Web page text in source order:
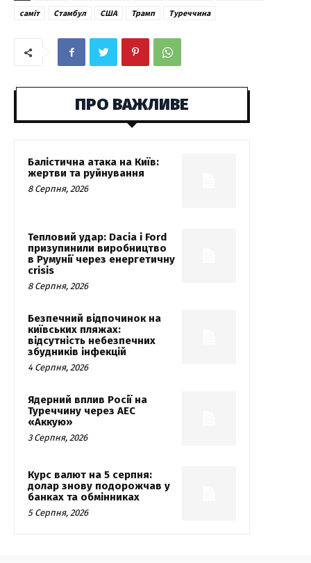
саміт
Стамбул США Трамп Туреччина
ПРО ВАЖЛИВЕ
Балістична атака на Київ:
жертви та руйнування
8 Серпня, 2026
Тепловий удар: Dacia і Ford
призупинили виробництво
в Румунії через енергетичну
crisis
8 Серпня, 2026
Безпечний відпочинок на
київських пляжах:
відсутність небезпечних
збудників інфекцій
4 Серпня, 2026
Ядерний вплив Росії на
Туреччину через АЕС
«Аккую»
3 Серпня, 2026
Курс валют на 5 серпня:
долар знову подорожчав у
банках та обмінниках
5 Серпня, 2026